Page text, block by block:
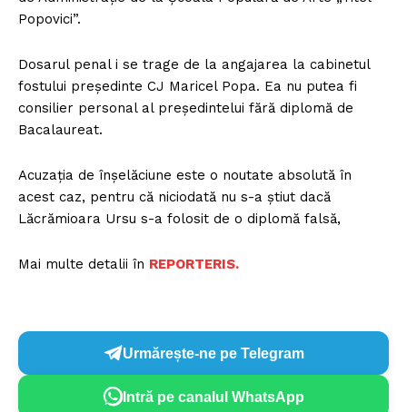
Popovici”.
Dosarul penal i se trage de la angajarea la cabinetul
fostului președinte CJ Maricel Popa. Ea nu putea fi
consilier personal al președintelui fără diplomă de
Bacalaureat.
Acuzația de înșelăciune este o noutate absolută în
acest caz, pentru că niciodată nu s-a știut dacă
Lăcrămioara Ursu s-a folosit de o diplomă falsă,
Mai multe detalii în REPORTERIS.
Urmărește-ne pe Telegram
Intră pe canalul WhatsApp